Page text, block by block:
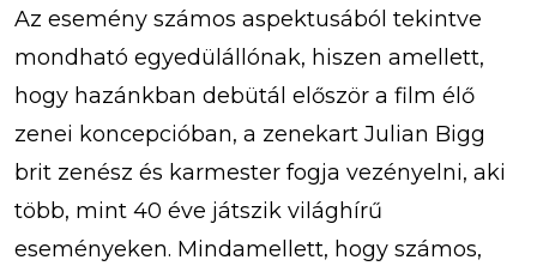
Az esemény számos aspektusából tekintve
mondható egyedülállónak, hiszen amellett,
hogy hazánkban debütál először a film élő
zenei koncepcióban, a zenekart Julian Bigg
brit zenész és karmester fogja vezényelni, aki
több, mint 40 éve játszik világhírű
eseményeken. Mindamellett, hogy számos,